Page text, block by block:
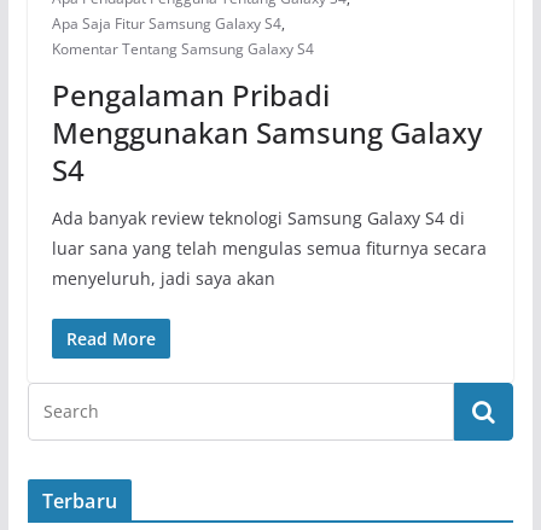
Apa Saja Fitur Samsung Galaxy S4,
Komentar Tentang Samsung Galaxy S4
Pengalaman Pribadi
Menggunakan Samsung Galaxy
S4
Ada banyak review teknologi Samsung Galaxy S4 di
luar sana yang telah mengulas semua fiturnya secara
menyeluruh, jadi saya akan
Read More
Terbaru